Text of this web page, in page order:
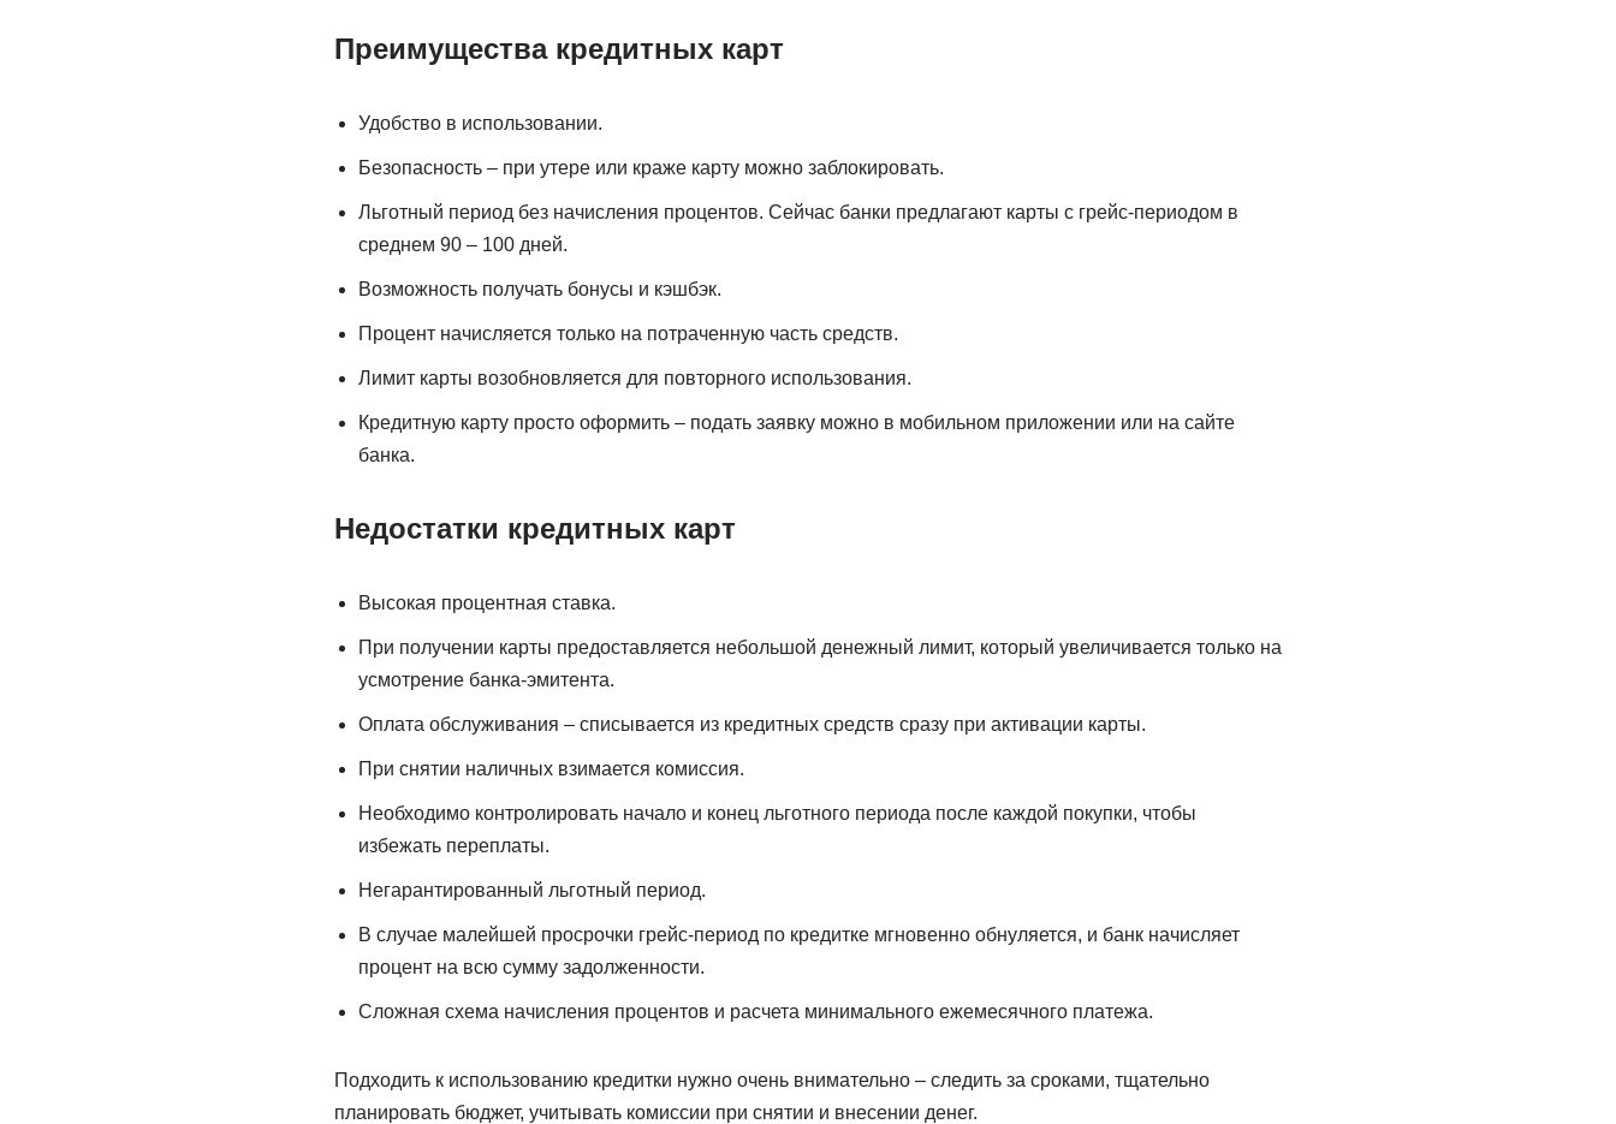
Преимущества кредитных карт
Удобство в использовании.
Безопасность – при утере или краже карту можно заблокировать.
Льготный период без начисления процентов. Сейчас банки предлагают карты с грейс-периодом в
среднем 90 – 100 дней.
Возможность получать бонусы и кэшбэк.
Процент начисляется только на потраченную часть средств.
Лимит карты возобновляется для повторного использования.
Кредитную карту просто оформить – подать заявку можно в мобильном приложении или на сайте
банка.
Недостатки кредитных карт
Высокая процентная ставка.
При получении карты предоставляется небольшой денежный лимит, который увеличивается только на
усмотрение банка-эмитента.
Оплата обслуживания – списывается из кредитных средств сразу при активации карты.
При снятии наличных взимается комиссия.
Необходимо контролировать начало и конец льготного периода после каждой покупки, чтобы
избежать переплаты.
Негарантированный льготный период.
В случае малейшей просрочки грейс-период по кредитке мгновенно обнуляется, и банк начисляет
процент на всю сумму задолженности.
Сложная схема начисления процентов и расчета минимального ежемесячного платежа.
Подходить к использованию кредитки нужно очень внимательно – следить за сроками, тщательно
планировать бюджет, учитывать комиссии при снятии и внесении денег.